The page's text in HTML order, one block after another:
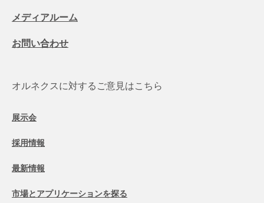
メディアルーム
お問い合わせ
オルネクスに対するご意見はこちら
展示会
採用情報
最新情報
市場とアプリケーションを探る